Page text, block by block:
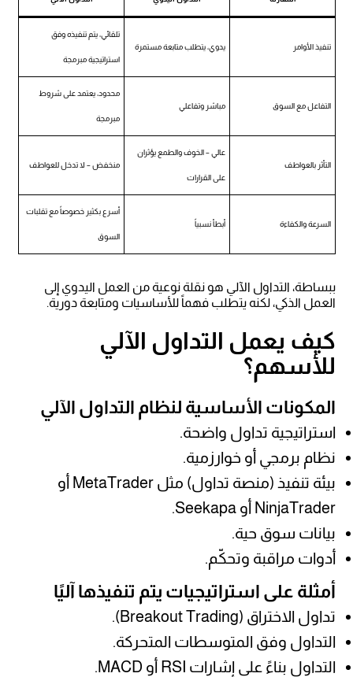
تنفيذ الأوامر يدوي، يتطلب متابعة مستمرة
تلقائي، يتم تنفيذه وفق
استراتيجية مبرمجة
التفاعل مع السوق مباشر وتفاعلي
محدود، يعتمد على شروط
مبرمجة
التأثر بالعواطف
عالي – الخوف والطمع يؤثران
على القرارات
منخفض – لا تدخل للعواطف
السرعة والكفاءة أبطأ نسبياً
أسرع بكثير خصوصاً مع تقلبات
السوق
ببساطة، التداول الآلي هو نقلة نوعية من العمل اليدوي إلى
العمل الذكي، لكنه يتطلب فهماً للأساسيات ومتابعة دورية.
كيف يعمل التداول الآلي
للأسهم؟
المكونات الأساسية لنظام التداول الآلي
استراتيجية تداول واضحة.
نظام برمجي أو خوارزمية.
بيئة تنفيذ (منصة تداول) مثل MetaTrader أو
NinjaTrader أو Seekapa.
بيانات سوق حية.
أدوات مراقبة وتحكّم.
أمثلة على استراتيجيات يتم تنفيذها آليًا
تداول الاختراق (Breakout Trading).
التداول وفق المتوسطات المتحركة.
التداول بناءً على إشارات RSI أو MACD.